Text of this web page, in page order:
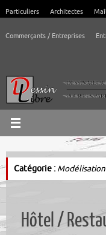
au
contenu
Particuliers Architectes
Commerçants / Entreprises
Catégorie :
Hôtel /